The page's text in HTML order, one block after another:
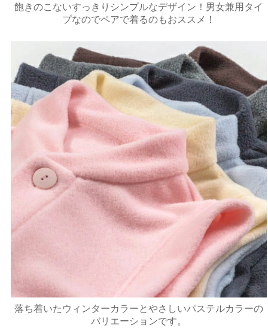
飽きのこないすっきりシンプルなデザイン！男女兼用タイ
プなのでペアで着るのもおススメ！
落ち着いたウィンターカラーとやさしいパステルカラーの
バリエーションです。